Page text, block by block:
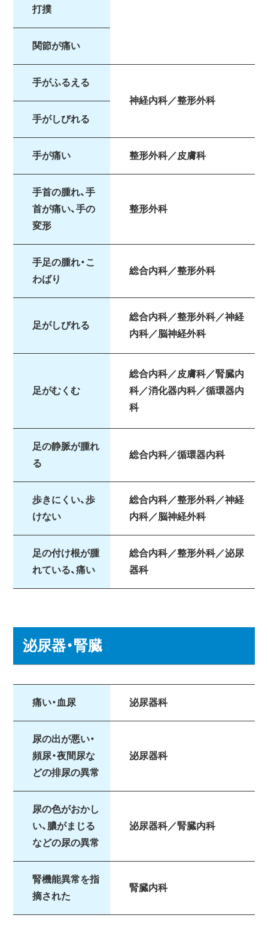
打撲
関節が痛い
手がふるえる
手がしびれる
神経内科／整形外科
手が痛い 整形外科／皮膚科
手首の腫れ、手
首が痛い、手の
変形
整形外科
手足の腫れ・こ
わばり
総合内科／整形外科
足がしびれる
総合内科／整形外科／神経
内科／脳神経外科
足がむくむ
総合内科／皮膚科／腎臓内
科／消化器内科／循環器内
科
足の静脈が腫れ
る
総合内科／循環器内科
歩きにくい、歩
けない
総合内科／整形外科／神経
内科／脳神経外科
足の付け根が腫
れている、痛い
総合内科／整形外科／泌尿
器科
泌尿器・腎臓
痛い・血尿 泌尿器科
尿の出が悪い・
頻尿・夜間尿な
どの排尿の異常
泌尿器科
尿の色がおかし
い、膿がまじる
などの尿の異常
泌尿器科／腎臓内科
腎機能異常を指
摘された
腎臓内科